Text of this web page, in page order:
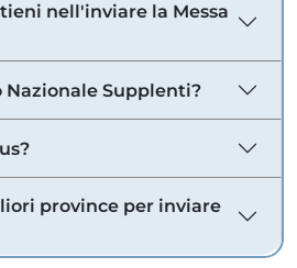
nell'inviare la Messa
Nazionale Supplenti?
province per inviare